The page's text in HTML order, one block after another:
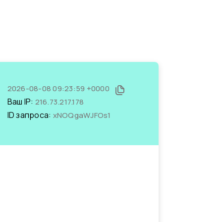
2026-08-08 09:23:59 +0000
Ваш IP: 216.73.217.178
ID запроса: xNOQgaWJFOs1